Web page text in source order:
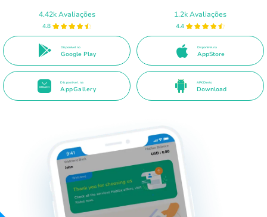
4.42k Avaliações
4.8
Disponível no
Google Play
1.2k Avaliações
4.4
Disponível na
AppStore
Disponível na
AppGallery
APK Direto
Download